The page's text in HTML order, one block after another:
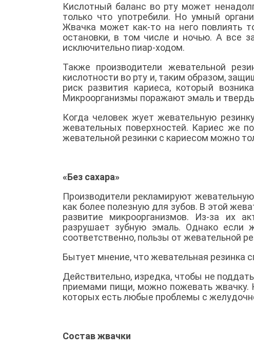
Кислотный баланс во рту может
только что употребили. Но умный
Жвачка может как-то на него повлиять
остановки, в том числе и ночью. А все
исключительно пиар-ходом.
Также производители жевательной
кислотности во рту и, таким образом,
риск развития кариеса, который
Микроорганизмы поражают эмаль и
Когда человек жует жевательную
жевательных поверхностей. Кариес же
жевательной резинки с кариесом можно
«Без сахара»
Производители рекламируют
как более полезную для зубов. В этой
развитие микроорганизмов. Из-за их
разрушает зубную эмаль. Однако если
соответственно, пользы от жевательной
Бытует мнение, что жевательная резинка
Действительно, изредка, чтобы не
приемами пищи, можно пожевать жвачку.
которых есть любые проблемы с
Состав жвачки